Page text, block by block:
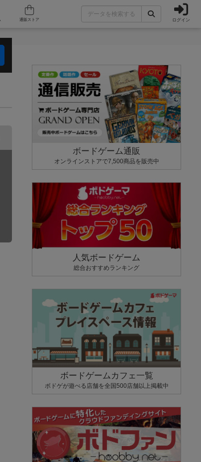
人気ボードゲーム 通販ストア ログイン
ボードゲーム通販
オンラインストアで7,500商品を販売中
人気ボードゲーム
総合おすすめランキング
ボードゲームカフェ一覧
ボドゲが遊べる店舗を全国500店舗以上掲載中